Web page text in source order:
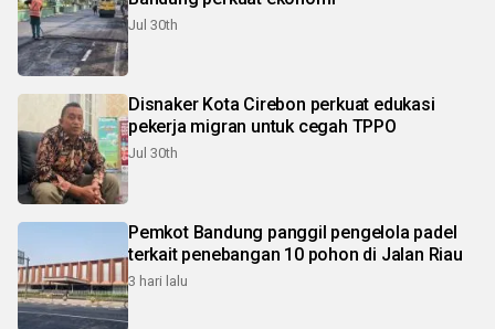
Jul 30th
Disnaker Kota Cirebon perkuat edukasi
pekerja migran untuk cegah TPPO
Jul 30th
Pemkot Bandung panggil pengelola padel
terkait penebangan 10 pohon di Jalan Riau
3 hari lalu